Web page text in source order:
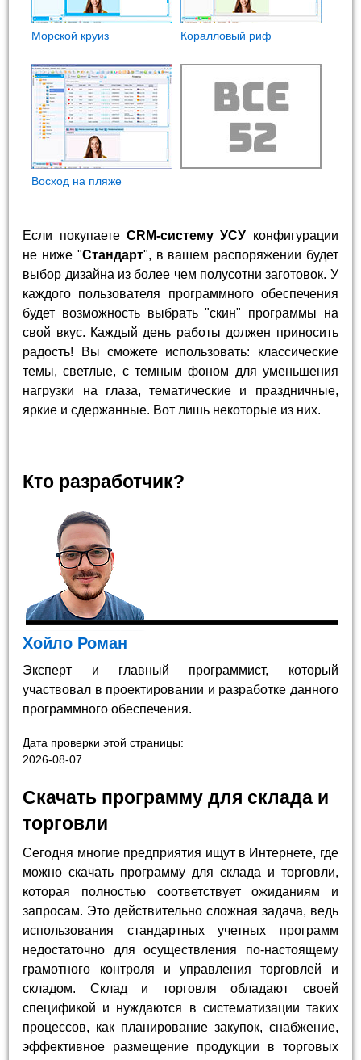
Морской круиз Коралловый риф
Восход на пляже
Если покупаете CRM-систему УСУ конфигурации
не ниже "Стандарт", в вашем распоряжении будет
выбор дизайна из более чем полусотни заготовок. У
каждого пользователя программного обеспечения
будет возможность выбрать "скин" программы на
свой вкус. Каждый день работы должен приносить
радость! Вы сможете использовать: классические
темы, светлые, с темным фоном для уменьшения
нагрузки на глаза, тематические и праздничные,
яркие и сдержанные. Вот лишь некоторые из них.
Кто разработчик?
Хойло Роман
Эксперт и главный программист, который
участвовал в проектировании и разработке данного
программного обеспечения.
Дата проверки этой страницы:
2026-08-07
Скачать программу для склада и
торговли
Сегодня многие предприятия ищут в Интернете, где
можно скачать программу для склада и торговли,
которая полностью соответствует ожиданиям и
запросам. Это действительно сложная задача, ведь
использования стандартных учетных программ
недостаточно для осуществления по-настоящему
грамотного контроля и управления торговлей и
складом. Склад и торговля обладают своей
спецификой и нуждаются в систематизации таких
процессов, как планирование закупок, снабжение,
эффективное размещение продукции в торговых